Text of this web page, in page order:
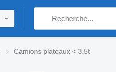
Camions plateaux < 3.5t